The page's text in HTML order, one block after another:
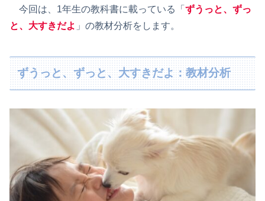
今回は、1年生の教科書に載っている「 ずうっと、ずっ
と、大すきだよ 」の教材分析をします。
ずうっと、ずっと、大すきだよ：教材分析